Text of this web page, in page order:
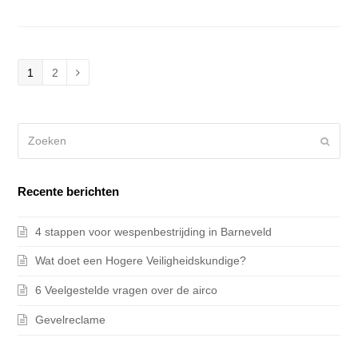
Page
1 Page
2
Recente berichten
4 stappen voor wespenbestrijding in Barneveld
Wat doet een Hogere Veiligheidskundige?
6 Veelgestelde vragen over de airco
Gevelreclame